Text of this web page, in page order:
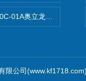
01A奥立龙实验室便携
限公司